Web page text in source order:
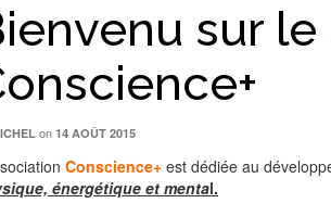
sur le
on 14 AOÛT 2015
Conscience+ est dédiée au
énergétique et mental.